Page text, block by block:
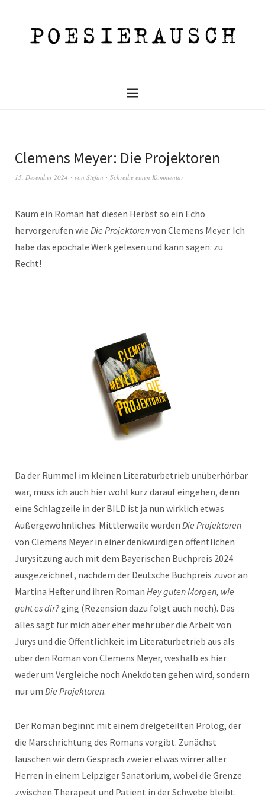
Clemens Meyer: Die Projektoren
15. Dezember 2024 von Stefan Schreibe einen Kommentar
Kaum ein Roman hat diesen Herbst so ein Echo
hervorgerufen wie Die Projektorenvon Clemens Meyer. Ich
habe das epochale Werk gelesen und kann sagen: zu
Recht!
Da der Rummel im kleinen Literaturbetrieb unüberhörbar
war, muss ich auch hier wohl kurz darauf eingehen, denn
eine Schlagzeile in der BILD ist ja nun wirklich etwas
Außergewöhnliches. Mittlerweile wurden Die Projektoren
von Clemens Meyer in einer denkwürdigen öffentlichen
Jurysitzung auch mit dem Bayerischen Buchpreis 2024
ausgezeichnet, nachdem der Deutsche Buchpreis zuvor an
Martina Hefter und ihren Roman Hey guten Morgen, wie
geht es dir?ging (Rezension dazu folgt auch noch). Das
alles sagt für mich aber eher mehr über die Arbeit von
Jurys und die Öffentlichkeit im Literaturbetrieb aus als
über den Roman von Clemens Meyer, weshalb es hier
weder um Vergleiche noch Anekdoten gehen wird, sondern
nur um Die Projektoren.
Der Roman beginnt mit einem dreigeteilten Prolog, der
die Marschrichtung des Romans vorgibt. Zunächst
lauschen wir dem Gespräch zweier etwas wirrer alter
Herren in einem Leipziger Sanatorium, wobei die Grenze
zwischen Therapeut und Patient in der Schwebe bleibt.